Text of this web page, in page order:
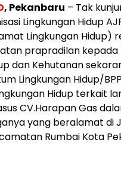
, Pekanbaru – Tak
Lingkungan Hidup
Lingkungan Hidup)
prapradilan
dan Kehutanan
Lingkungan Hidup/
Hidup terkait
CV.Harapan Gas
yang beralamat di
Rumbai Kota